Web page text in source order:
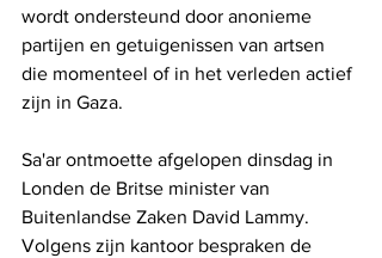
wordt ondersteund door anonieme
partijen en getuigenissen van artsen
die momenteel of in het verleden actief
zijn in Gaza.
Sa'ar ontmoette afgelopen dinsdag in
Londen de Britse minister van
Buitenlandse Zaken David Lammy.
Volgens zijn kantoor bespraken de